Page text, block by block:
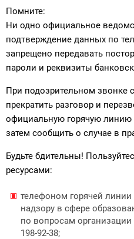
Помните:
Ни одно официальное
подтверждение данных по
запрещено передавать
пароли и реквизиты
При подозрительном звонке
прекратить разговор и
официальную горячую
затем сообщить о случае в
Будьте бдительны!
ресурсами:
телефоном горячей
надзору в сфере
по вопросам
198-92-38;